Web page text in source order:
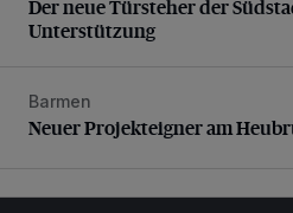
Der neue Türsteher der
Unterstützung
Neuer Projekteigner am
Barmen
Neuer Projekteigner am